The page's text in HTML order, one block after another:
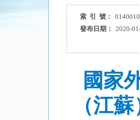
索 引 號：
發布日期：
2020-
國家
（江